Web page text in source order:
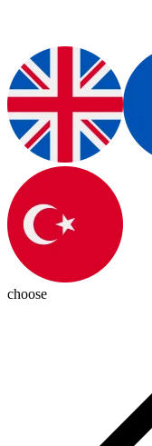
choose